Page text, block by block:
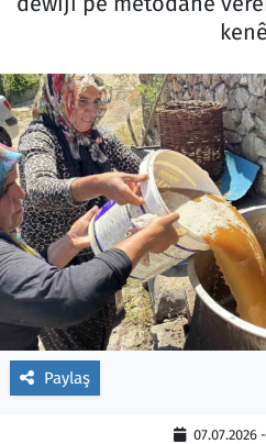
Paylaş
07.07.2026
Sîyaset
Têkilî
Tüm Manşetler
Haber Arşivi